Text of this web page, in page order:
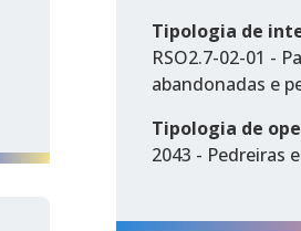
Tipologia de
RSO2.7-02-01 -
abandonadas e
Tipologia de
2043 - Pedreiras